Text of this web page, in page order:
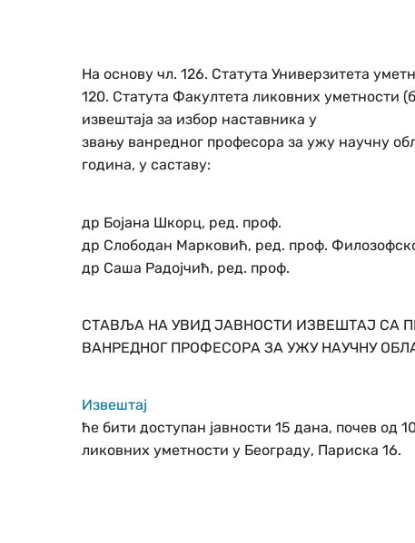
На основу чл. 126. Статута Универзитета
120. Статута Факултета ликовних уметности
извештаја за избор наставника у
звању ванредног професора за ужу научну
година, у саставу:
др Бојана Шкорц, ред. проф.
др Слободан Марковић, ред. проф.
др Саша Радојчић, ред. проф.
СТАВЉА НА УВИД ЈАВНОСТИ ИЗВЕШТАЈ СА
ВАНРЕДНОГ ПРОФЕСОРА ЗА УЖУ НАУЧНУ
Извештај
ће бити доступан јавности 15 дана, почев од
ликовних уметности у Београду, Париска 16.